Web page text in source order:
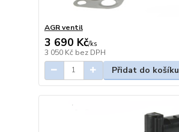
AGR ventil
3 690 Kč/ks
3 050 Kč bez DPH
Přidat do košíku